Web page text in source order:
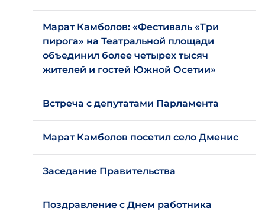
Марат Камболов: «Фестиваль «Три
пирога» на Театральной площади
объединил более четырех тысяч
жителей и гостей Южной Осетии»
Встреча с депутатами Парламента
Марат Камболов посетил село Дменис
Заседание Правительства
Поздравление с Днем работника